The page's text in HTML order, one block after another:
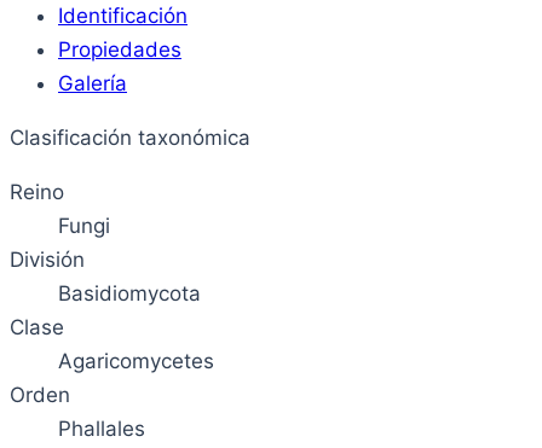
Identificación
Propiedades
Galería
Clasificación taxonómica
Reino
Fungi
División
Basidiomycota
Clase
Agaricomycetes
Orden
Phallales